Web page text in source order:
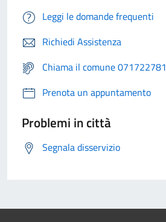
Leggi le domande frequenti
Richiedi Assistenza
Chiama il comune 071722781
Prenota un appuntamento
Problemi in città
Segnala disservizio